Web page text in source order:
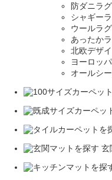
防ダニラグ
シャギー
ウールラグ
あったか
北欧デザ
ヨーロッ
オールシ
玄